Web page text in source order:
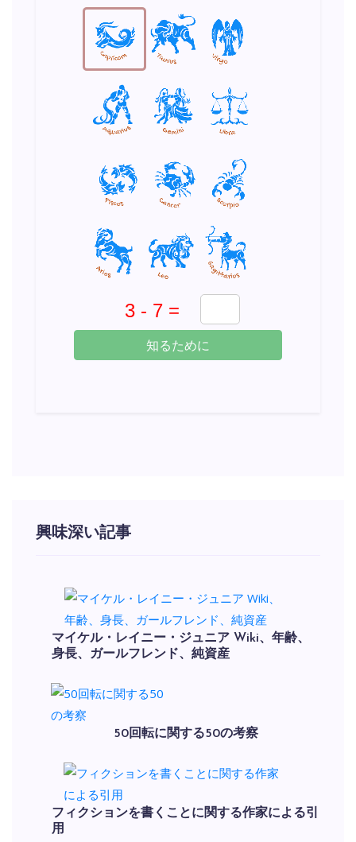
知るために
興味深い記事
マイケル・レイニー・ジュニア Wiki、年齢、
身長、ガールフレンド、純資産
50回転に関する50の考察
フィクションを書くことに関する作家による引
用